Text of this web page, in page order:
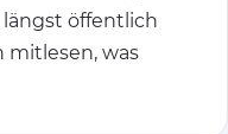
längst öffentlich
was